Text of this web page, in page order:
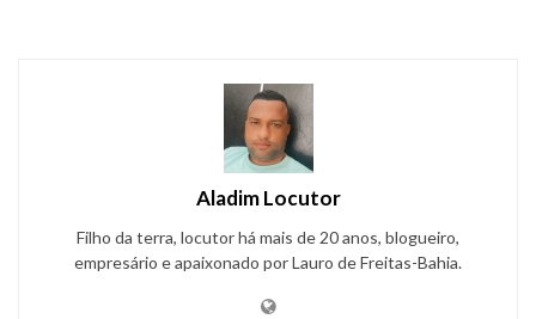
Aladim Locutor
Filho da terra, locutor há mais de 20 anos, blogueiro,
empresário e apaixonado por Lauro de Freitas-Bahia.